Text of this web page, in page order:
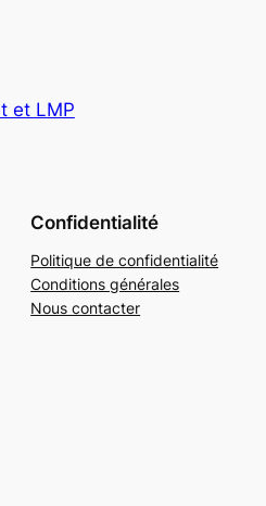
et LMP
Confidentialité
Politique de confidentialité
Conditions générales
Nous contacter